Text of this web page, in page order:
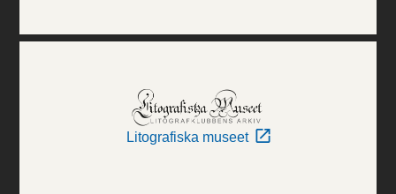
Litografiska museet